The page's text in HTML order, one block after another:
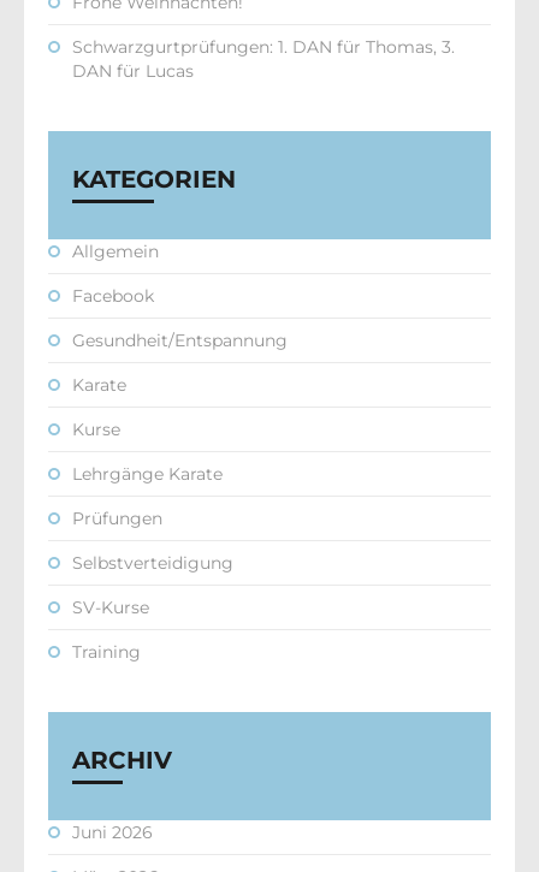
Schwarzgurtprüfungen: 1. DAN für Thomas, 3.
DAN für Lucas
KATEGORIEN
Allgemein
Facebook
Gesundheit/Entspannung
Karate
Kurse
Lehrgänge Karate
Prüfungen
Selbstverteidigung
SV-Kurse
Training
ARCHIV
Juni 2026